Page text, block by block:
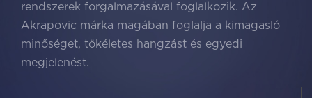
rendszerek forgalmazásával foglalkozik. Az
Akrapovic márka magában foglalja a kimagasló
minőséget, tökéletes hangzást és egyedi
megjelenést.